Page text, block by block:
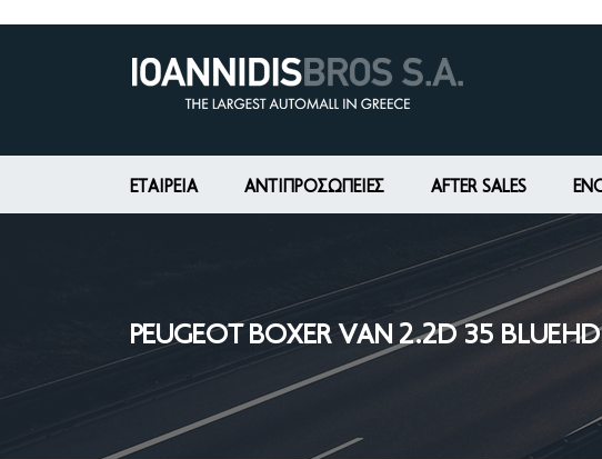
ΕΤΑΙΡΕΊΑ ΑΝΤΙΠΡΟΣΩΠΕΙΕΣ AFTER SALES
PEUGEOT BOXER VAN 2.2D 35